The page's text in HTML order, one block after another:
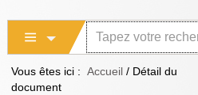
Vous êtes ici : Accueil / Détail du
document